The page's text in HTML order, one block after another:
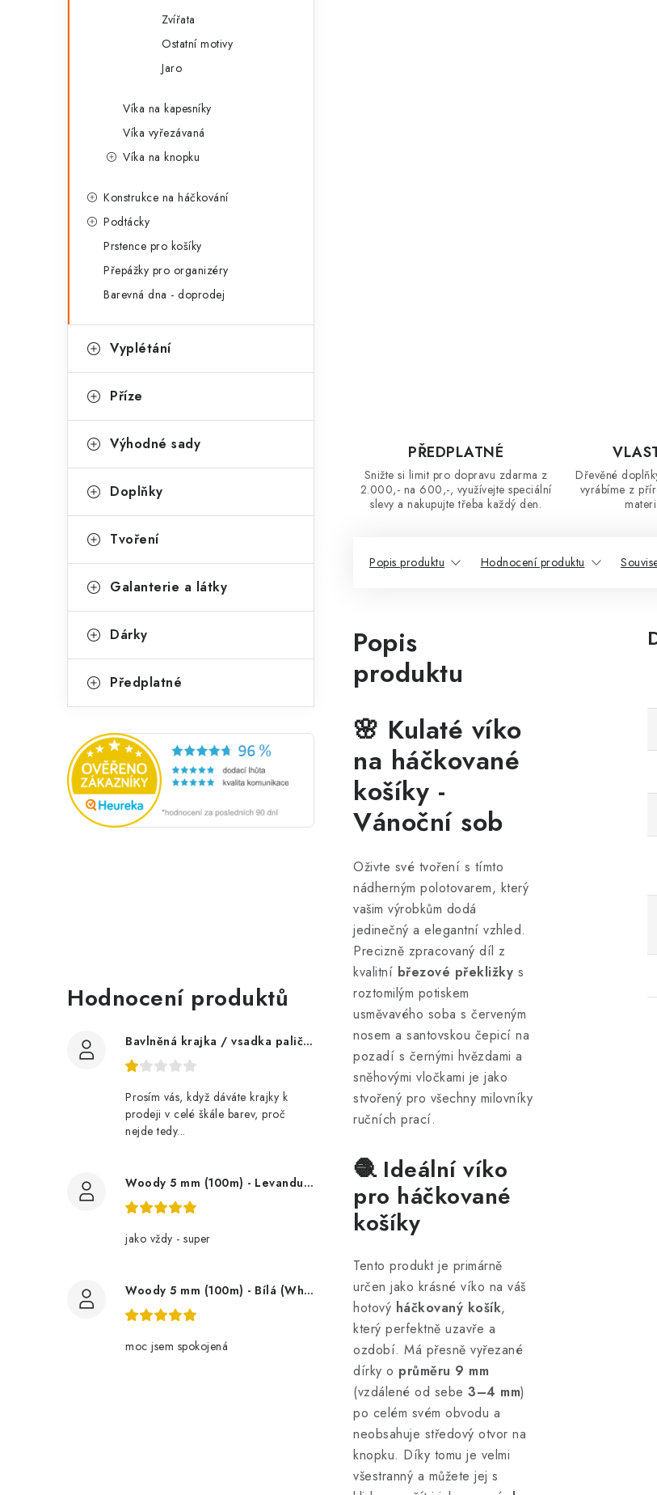
Zvířata
Ostatní motivy
Jaro
Víka na kapesníky
Víka vyřezávaná
Víka na knopku
Konstrukce na háčkování
Podtácky
Prstence pro košíky
Přepážky pro organizéry
Barevná dna - doprodej
Vyplétání
Příze
Výhodné sady
Doplňky
Tvoření
Galanterie a látky
Dárky
Předplatné
Hodnocení produktů
Bavlněná krajka / vsadka paličkovaná šíře 60 mm
Prosím vás, když dáváte krajky k
prodeji v celé škále barev, proč
nejde tedy...
Woody 5 mm (100m) - Levandule (Lavender)
jako vždy - super
Woody 5 mm (100m) - Bílá (White)
moc jsem spokojená
PŘEDPLATNÉ
Snižte si limit pro dopravu zdarma z
2.000,- na 600,-, využívejte speciální
slevy a nakupujte třeba každý den.
Dřevěné
vyrábíme z
Popis produktu Hodnocení produktu
Popis
produktu
🌸 Kulaté víko
na háčkované
košíky -
Vánoční sob
Oživte své tvoření s tímto
nádherným polotovarem, který
vašim výrobkům dodá
jedinečný a elegantní vzhled.
Precizně zpracovaný díl z
kvalitní březové překližky s
roztomilým potiskem
usměvavého soba s červeným
nosem a santovskou čepicí na
pozadí s černými hvězdami a
sněhovými vločkami je jako
stvořený pro všechny milovníky
ručních prací.
🧶 Ideální víko
pro háčkované
košíky
Tento produkt je primárně
určen jako krásné víko na váš
hotový háčkovaný košík,
který perfektně uzavře a
ozdobí. Má přesně vyřezané
dírky o průměru 9 mm
(vzdálené od sebe 3–4 mm)
po celém svém obvodu a
neobsahuje středový otvor na
knopku. Díky tomu je velmi
všestranný a můžete jej s